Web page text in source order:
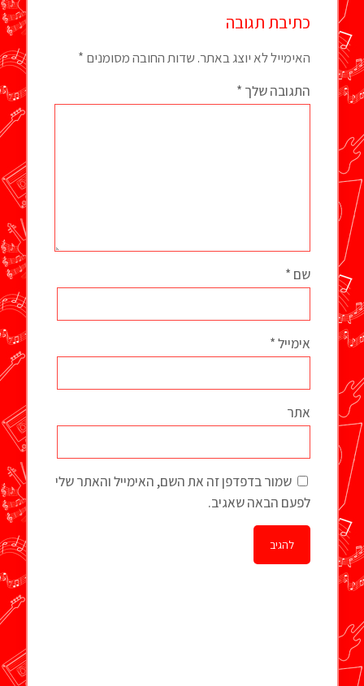
כתיבת תגובה
האימייל לא יוצג באתר. שדות החובה מסומנים *
התגובה שלך *
שם *
אימייל*
אתר
שמור בדפדפן זה את השם, האימייל והאתר שלי
לפעם הבאה שאגיב.